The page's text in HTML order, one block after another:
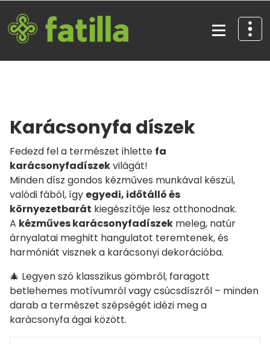
content
Karácsonyfa díszek
Fedezd fel a természet ihlette fa
karácsonyfadíszekvilágát!
Minden dísz gondos kézműves munkával készül,
valódi fából, így egyedi, időtálló és
környezetbarát kiegészítője lesz otthonodnak.
A kézműves karácsonyfadíszek meleg, natúr
árnyalatai meghitt hangulatot teremtenek, és
harmóniát visznek a karácsonyi dekorációba.
🎄 Legyen szó klasszikus gömbről, faragott
betlehemes motívumról vagy csúcsdíszről – minden
darab a természet szépségét idézi meg a
karácsonyfa ágai között.